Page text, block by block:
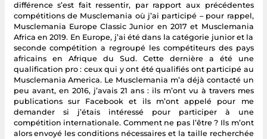
différence s’est fait ressentir, par rapport aux précédentes
compétitions de Musclemania où j’ai participé – pour rappel,
Musclemania Europe Classic Junior en 2017 et Musclemania
Africa en 2019. En Europe, j’ai été dans la catégorie junior et la
seconde compétition a regroupé les compétiteurs des pays
africains en Afrique du Sud. Cette dernière a été une
qualification pro : ceux qui y ont été qualifiés ont participé au
Musclemania America. Le Musclemania m’a déjà contacté un
peu avant, en 2016, j’avais 21 ans : ils m’ont vu à travers mes
publications sur Facebook et ils m’ont appelé pour me
demander si j’étais intéressé pour participer à une
compétition internationale. Comment ne pas l’être ? Ils m’ont
alors envoyé les conditions nécessaires et la taille recherchée